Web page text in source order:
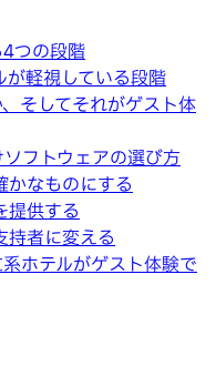
つの段階
軽視している段階
そしてそれがゲスト体
フトウェアの選び方
かなものにする
提供する
持者に変える
ホテルがゲスト体験で